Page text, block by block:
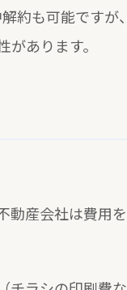
約も可能ですが、
あります。
動産会社は費用を